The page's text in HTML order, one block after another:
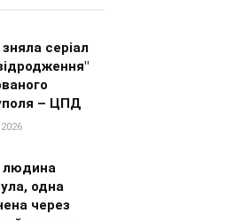
зняла серіал
– ЦПД
людина
одна
через